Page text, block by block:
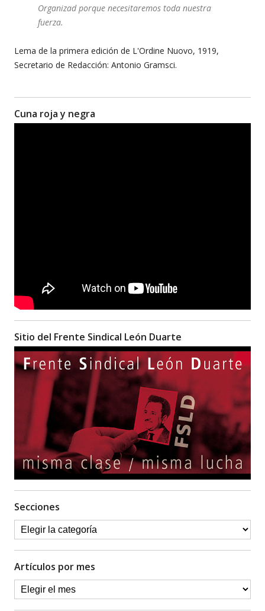
Organizad porque necesitaremos toda nuestra
fuerza.
Lema de la primera edición de L'Ordine Nuovo, 1919,
Secretario de Redacción: Antonio Gramsci.
Cuna roja y negra
Sitio del Frente Sindical León Duarte
Secciones
Artículos por mes